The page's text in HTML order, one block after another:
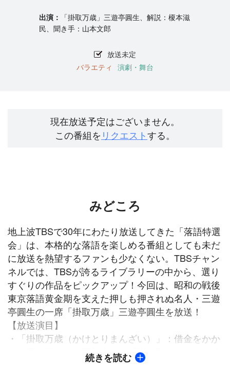
「掛取万歳」三遊亭圓生、解説：榎本滋
民、聞き手：山本文郎
放送未定
バラエティ
演劇・舞台
現在放送予定はございません。
この番組を リクエストする。
みどころ
地上波TBSで30年にわたり放送してきた「落語特選
会」は、本格的な落語を楽しめる番組としても未だ
に放送を熱望するファンも少なくない。TBSチャン
ネルでは、TBSが誇るライブラリーの中から、選り
すぐりの作品をピックアップ！今回は、昭和の戦後
東京落語黄金期を支えた押しも押されぬ名人・三遊
亭圓生の一席「掛取万歳」三遊亭圓生を放送！
【放送演目】
・「掛取万歳（かけとりまんざい）」：借金をかか
えて困り果てた八五郎夫婦。「掛け取り」を追い払
うために知恵をしぼった末、言い訳をする際に相手
続きを読む